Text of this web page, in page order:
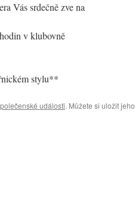
Vás srdečně zve na
v klubovně
stylu**
události. Můžete si uložit jeho